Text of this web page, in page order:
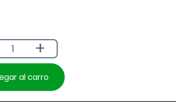
+
al carro